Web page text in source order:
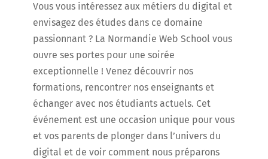
Vous vous intéressez aux métiers du digital et
envisagez des études dans ce domaine
passionnant ? La Normandie Web School vous
ouvre ses portes pour une soirée
exceptionnelle ! Venez découvrir nos
formations, rencontrer nos enseignants et
échanger avec nos étudiants actuels. Cet
événement est une occasion unique pour vous
et vos parents de plonger dans l’univers du
digital et de voir comment nous préparons